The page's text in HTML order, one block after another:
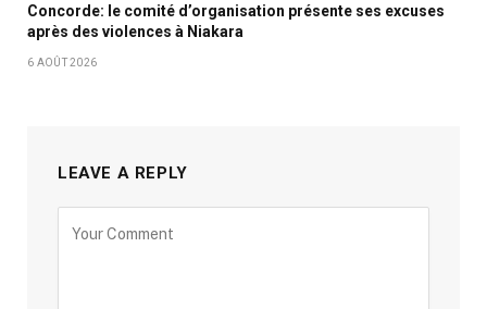
Concorde: le comité d’organisation présente ses excuses
après des violences à Niakara
6 AOÛT 2026
LEAVE A REPLY